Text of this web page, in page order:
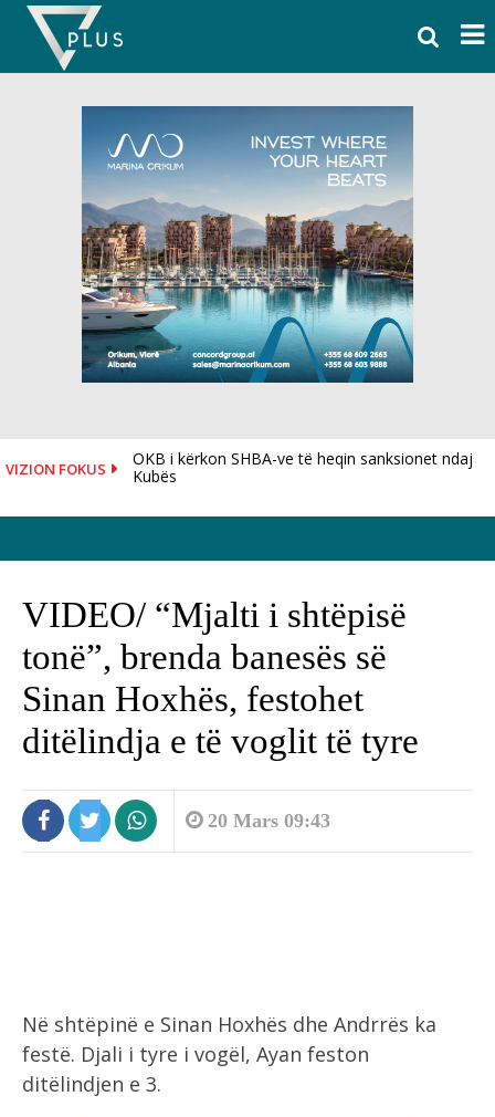
Skip
content
VIZION FOKUS
OKB i kërkon SHBA-ve të heqin sanksionet ndaj
Kubës
VIDEO/ “Mjalti i shtëpisë
tonë”, brenda banesës së
Sinan Hoxhës, festohet
ditëlindja e të voglit të tyre
20 Mars 09:43
Në shtëpinë e Sinan Hoxhës dhe Andrrës ka
festë. Djali i tyre i vogël, Ayan feston
ditëlindjen e 3.